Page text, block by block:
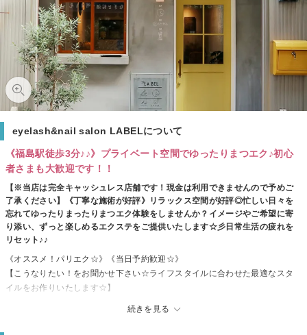
eyelash&nail salon LABELについて
《福島駅徒歩3分♪♪》プライベート空間でゆったりまつエク♪初心
者さまも大歓迎です！！
【※当店は完全キャッシュレス店舗です！現金は利用できませんので予めご
了承ください】《丁寧な施術が好評》リラックス空間が好評◎忙しい日々を
忘れてゆったりまったりまつエク体験をしませんか？イメージやご希望に寄
り添い、ずっと楽しめるエクステをご提供いたします☆彡日常生活の疲れを
リセット♪♪
続きを見る
《オススメ！パリエク☆》《当日予約歓迎☆》
【こうなりたい！をお聞かせ下さい☆ライフスタイルに合わせた最適なスタ
イルをお作りいたします☆】